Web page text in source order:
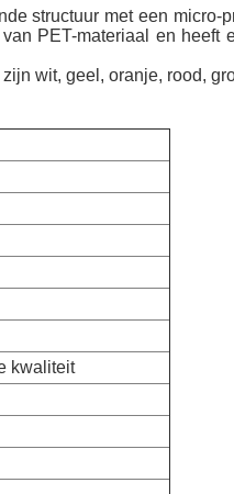
structuur met een
PET-materiaal en
wit, geel, oranje, rood,
kwaliteit